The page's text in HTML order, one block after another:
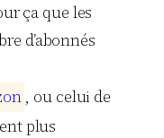
ça que les
d’abonnés
on , ou celui de
plus